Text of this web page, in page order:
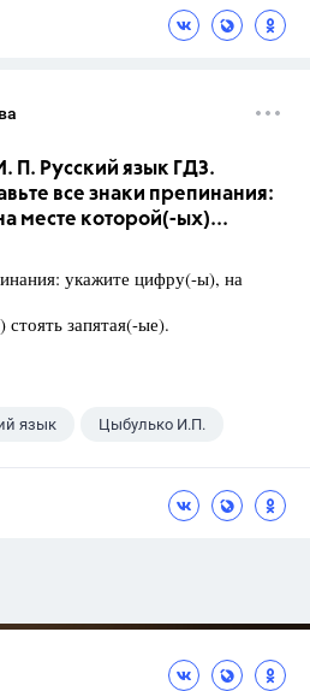
П. Русский язык ГДЗ.
все знаки препинания:
месте которой(-ых)...
укажите цифру(-ы), на
запятая(-ые).
язык Цыбулько И.П.